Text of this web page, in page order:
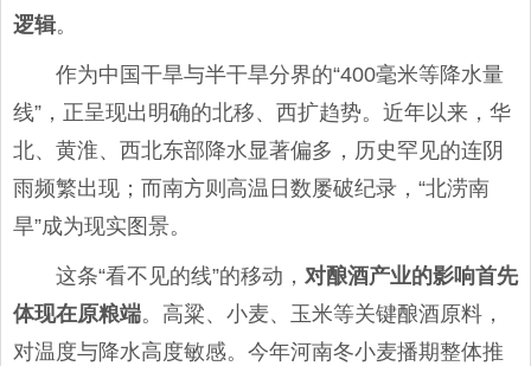
逻辑。
作为中国干旱与半干旱分界的“400毫米等降水量
线”，正呈现出明确的北移、西扩趋势。近年以来，华
北、黄淮、西北东部降水显著偏多，历史罕见的连阴
雨频繁出现；而南方则高温日数屡破纪录，“北涝南
旱”成为现实图景。
这条“看不见的线”的移动， 对酿酒产业的影响首先
体现在原粮端。高粱、小麦、玉米等关键酿酒原料，
对温度与降水高度敏感。今年河南冬小麦播期整体推